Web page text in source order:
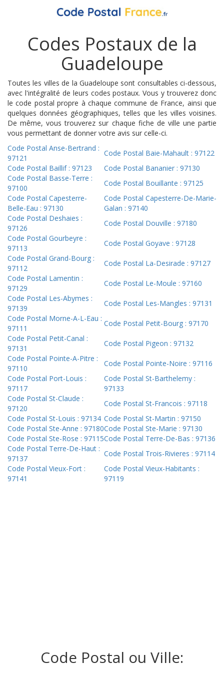
Codes Postaux de la
Guadeloupe
Toutes les villes de la Guadeloupe sont consultables ci-dessous,
avec l'intégralité de leurs codes postaux. Vous y trouverez donc
le code postal propre à chaque commune de France, ainsi que
quelques données géographiques, telles que les villes voisines.
De même, vous trouverez sur chaque fiche de ville une partie
vous permettant de donner votre avis sur celle-ci.
Code Postal Anse-Bertrand :
97121
Code Postal Baie-Mahault : 97122
Code Postal Baillif : 97123
Code Postal Bananier : 97130
Code Postal Basse-Terre :
97100
Code Postal Bouillante : 97125
Code Postal Capesterre-
Belle-Eau : 97130
Code Postal Capesterre-De-Marie-
Galan : 97140
Code Postal Deshaies :
97126
Code Postal Douville : 97180
Code Postal Gourbeyre :
97113
Code Postal Goyave : 97128
Code Postal Grand-Bourg :
97112
Code Postal La-Desirade : 97127
Code Postal Lamentin :
97129
Code Postal Le-Moule : 97160
Code Postal Les-Abymes :
97139
Code Postal Les-Mangles : 97131
Code Postal Morne-A-L-Eau :
97111
Code Postal Petit-Bourg : 97170
Code Postal Petit-Canal :
97131
Code Postal Pigeon : 97132
Code Postal Pointe-A-Pitre :
97110
Code Postal Pointe-Noire : 97116
Code Postal Port-Louis :
97117
Code Postal St-Barthelemy :
97133
Code Postal St-Claude :
97120
Code Postal St-Francois : 97118
Code Postal St-Louis : 97134 Code Postal St-Martin : 97150
Code Postal Ste-Anne : 97180Code Postal Ste-Marie : 97130
Code Postal Ste-Rose : 97115Code Postal Terre-De-Bas : 97136
Code Postal Terre-De-Haut :
97137
Code Postal Trois-Rivieres : 97114
Code Postal Vieux-Fort :
97141
Code Postal Vieux-Habitants :
97119
Code Postal ou Ville: